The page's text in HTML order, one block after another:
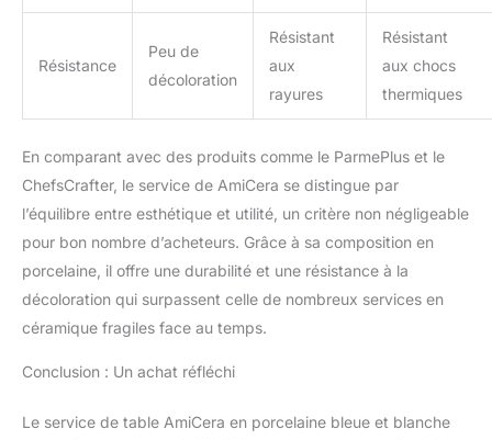
pendaison de crémaillère,
d'un mariage ou d'un
anniversaire. Non
fonctionnels, mais ils
sont également
magnifiquement
décoratifs, ajoutant du
caractère et du style à
votre cuisine ou salle à
manger
Résistance
Peu de
décoloration
Résistant
aux
rayures
Résistant
aux chocs
thermiques
En comparant avec des produits comme le ParmePlus et le
ChefsCrafter, le service de AmiCera se distingue par
l’équilibre entre esthétique et utilité, un critère non négligeable
pour bon nombre d’acheteurs. Grâce à sa composition en
porcelaine, il offre une durabilité et une résistance à la
décoloration qui surpassent celle de nombreux services en
céramique fragiles face au temps.
Conclusion : Un achat réfléchi
Le service de table AmiCera en porcelaine bleue et blanche